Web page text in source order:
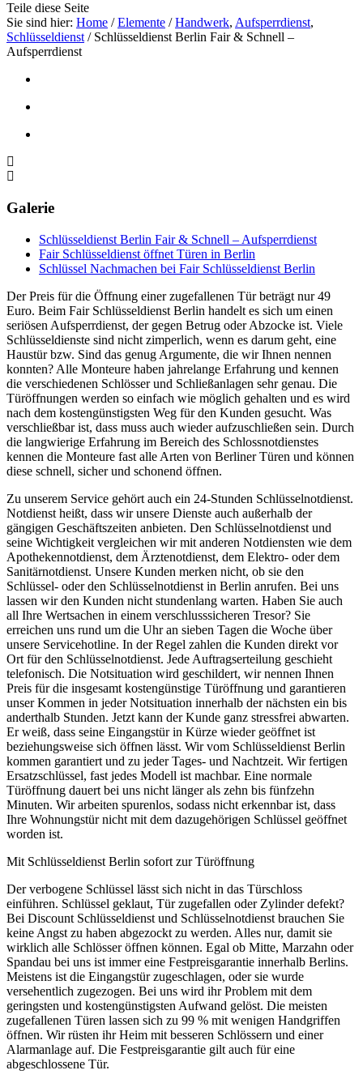
Teile diese Seite
Sie sind hier: Home / Elemente / Handwerk, Aufsperrdienst,
Schlüsseldienst / Schlüsseldienst Berlin Fair & Schnell –
Aufsperrdienst
Galerie
Schlüsseldienst Berlin Fair & Schnell – Aufsperrdienst
Fair Schlüsseldienst öffnet Türen in Berlin
Schlüssel Nachmachen bei Fair Schlüsseldienst Berlin
Der Preis für die Öffnung einer zugefallenen Tür beträgt nur 49
Euro. Beim Fair Schlüsseldienst Berlin handelt es sich um einen
seriösen Aufsperrdienst, der gegen Betrug oder Abzocke ist. Viele
Schlüsseldienste sind nicht zimperlich, wenn es darum geht, eine
Haustür bzw. Sind das genug Argumente, die wir Ihnen nennen
konnten? Alle Monteure haben jahrelange Erfahrung und kennen
die verschiedenen Schlösser und Schließanlagen sehr genau. Die
Türöffnungen werden so einfach wie möglich gehalten und es wird
nach dem kostengünstigsten Weg für den Kunden gesucht. Was
verschließbar ist, dass muss auch wieder aufzuschließen sein. Durch
die langwierige Erfahrung im Bereich des Schlossnotdienstes
kennen die Monteure fast alle Arten von Berliner Türen und können
diese schnell, sicher und schonend öffnen.
Zu unserem Service gehört auch ein 24-Stunden Schlüsselnotdienst.
Notdienst heißt, dass wir unsere Dienste auch außerhalb der
gängigen Geschäftszeiten anbieten. Den Schlüsselnotdienst und
seine Wichtigkeit vergleichen wir mit anderen Notdiensten wie dem
Apothekennotdienst, dem Ärztenotdienst, dem Elektro- oder dem
Sanitärnotdienst. Unsere Kunden merken nicht, ob sie den
Schlüssel- oder den Schlüsselnotdienst in Berlin anrufen. Bei uns
lassen wir den Kunden nicht stundenlang warten. Haben Sie auch
all Ihre Wertsachen in einem verschlusssicheren Tresor? Sie
erreichen uns rund um die Uhr an sieben Tagen die Woche über
unsere Servicehotline. In der Regel zahlen die Kunden direkt vor
Ort für den Schlüsselnotdienst. Jede Auftragserteilung geschieht
telefonisch. Die Notsituation wird geschildert, wir nennen Ihnen
Preis für die insgesamt kostengünstige Türöffnung und garantieren
unser Kommen in jeder Notsituation innerhalb der nächsten ein bis
anderthalb Stunden. Jetzt kann der Kunde ganz stressfrei abwarten.
Er weiß, dass seine Eingangstür in Kürze wieder geöffnet ist
beziehungsweise sich öffnen lässt. Wir vom Schlüsseldienst Berlin
kommen garantiert und zu jeder Tages- und Nachtzeit. Wir fertigen
Ersatzschlüssel, fast jedes Modell ist machbar. Eine normale
Türöffnung dauert bei uns nicht länger als zehn bis fünfzehn
Minuten. Wir arbeiten spurenlos, sodass nicht erkennbar ist, dass
Ihre Wohnungstür nicht mit dem dazugehörigen Schlüssel geöffnet
worden ist.
Mit Schlüsseldienst Berlin sofort zur Türöffnung
Der verbogene Schlüssel lässt sich nicht in das Türschloss
einführen. Schlüssel geklaut, Tür zugefallen oder Zylinder defekt?
Bei Discount Schlüsseldienst und Schlüsselnotdienst brauchen Sie
keine Angst zu haben abgezockt zu werden. Alles nur, damit sie
wirklich alle Schlösser öffnen können. Egal ob Mitte, Marzahn oder
Spandau bei uns ist immer eine Festpreisgarantie innerhalb Berlins.
Meistens ist die Eingangstür zugeschlagen, oder sie wurde
versehentlich zugezogen. Bei uns wird ihr Problem mit dem
geringsten und kostengünstigsten Aufwand gelöst. Die meisten
zugefallenen Türen lassen sich zu 99 % mit wenigen Handgriffen
öffnen. Wir rüsten ihr Heim mit besseren Schlössern und einer
Alarmanlage auf. Die Festpreisgarantie gilt auch für eine
abgeschlossene Tür.